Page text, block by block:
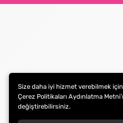
Size daha iyi hizmet verebilmek
Çerez Politikaları Aydınlatma
değiştirebilirsiniz.